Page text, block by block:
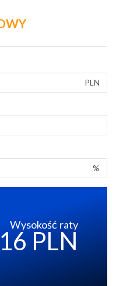
PLN
%
Wysokość raty
PLN